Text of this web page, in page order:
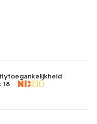
toegankelijkheid
18